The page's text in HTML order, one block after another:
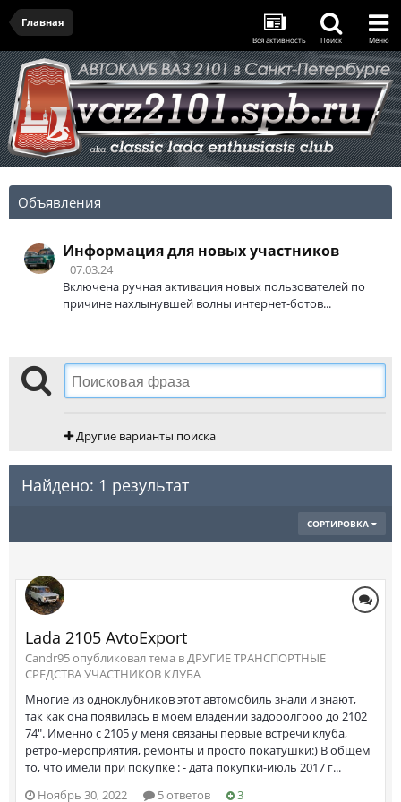
Главная
Вся активность Поиск Меню
Объявления
Информация для новых участников
07.03.24
Включена ручная активация новых пользователей по
причине нахлынувшей волны интернет-ботов...
Другие варианты поиска
Найдено: 1 результат
СОРТИРОВКА
Lada 2105 AvtoExport
Саndr95 опубликовал тема вДРУГИЕ ТРАНСПОРТНЫЕ
СРЕДСТВА УЧАСТНИКОВ КЛУБА
Многие из одноклубников этот автомобиль знали и знают,
так как она появилась в моем владении задооолгооо до 2102
74". Именно с 2105 у меня связаны первые встречи клуба,
ретро-мероприятия, ремонты и просто покатушки:) В общем
то, что имели при покупке : - дата покупки-июль 2017 г...
Ноябрь 30, 2022
5 ответов 3